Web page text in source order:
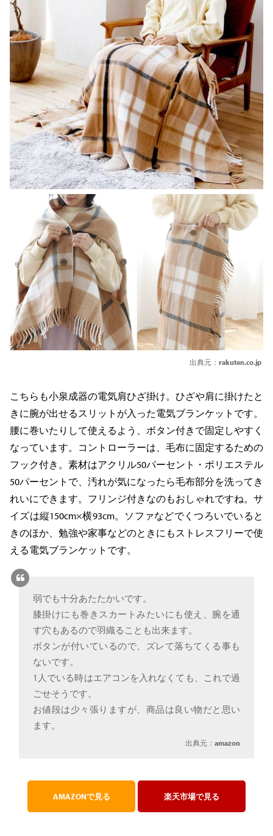
出典元： rakuten.co.jp
こちらも小泉成器の電気肩ひざ掛け。ひざや肩に掛けたと
きに腕が出せるスリットが入った電気ブランケットです。
腰に巻いたりして使えるよう、ボタン付きで固定しやすく
なっています。コントローラーは、毛布に固定するための
フック付き。素材はアクリル50パーセント・ポリエステル
50パーセントで、汚れが気になったら毛布部分を洗ってき
れいにできます。フリンジ付きなのもおしゃれですね。サ
イズは縦150cm×横93cm。ソファなどでくつろいでいると
きのほか、勉強や家事などのときにもストレスフリーで使
える電気ブランケットです。
弱でも十分あたたかいです。
膝掛けにも巻きスカートみたいにも使え、腕を通
す穴もあるので羽織ることも出来ます。
ボタンが付いているので、ズレて落ちてくる事も
ないです。
1人でいる時はエアコンを入れなくても、これで過
ごせそうです。
お値段は少々張りますが、商品は良い物だと思い
ます。
出典元：amazon
AMAZONで見る 楽天市場で見る